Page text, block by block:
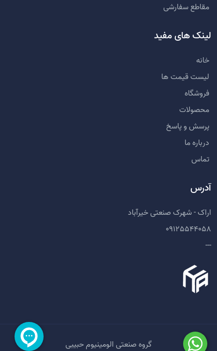
مقاطع سفارشی
لینک های مفید
خانه
لیست قیمت ها
فروشگاه
محصولات
پرسش و پاسخ
درباره ما
تماس
آدرس
اراک - شهرک صنعتی خیرآباد
09125544058
---
گروه صنعتی الومینیوم حبیبی